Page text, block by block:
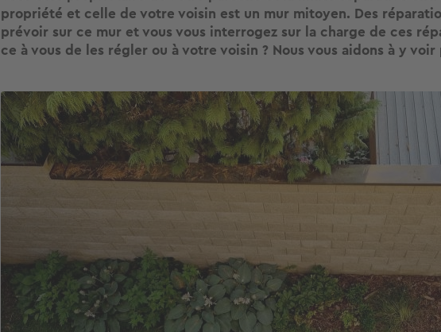
propriété et celle de votre voisin est un mur mitoyen. Des
prévoir sur ce mur et vous vous interrogez sur la charge de ces
ce à vous de les régler ou à votre voisin ? Nous vous aidons à y
Image